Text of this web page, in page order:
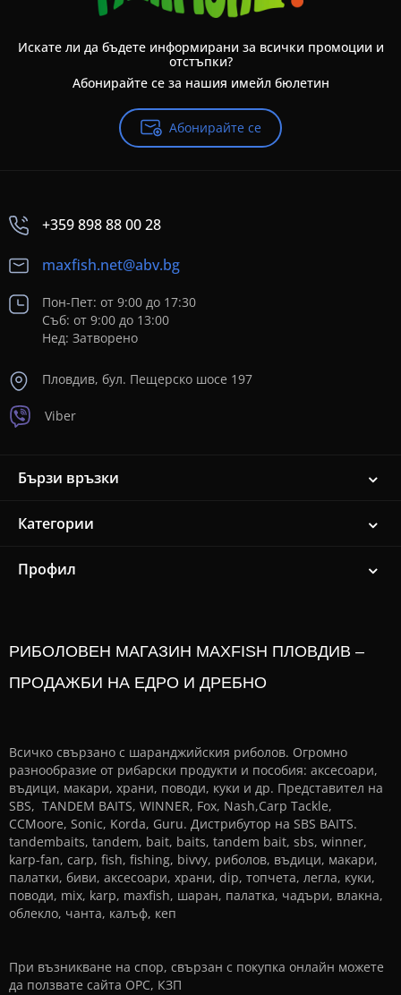
Искате ли да бъдете информирани за всички промоции и
отстъпки?
Абонирайте се за нашия имейл бюлетин
Абонирайте се
+359 898 88 00 28
maxfish.net@abv.bg
Пон-Пет: от 9:00 до 17:30
Съб: от 9:00 до 13:00
Нед: Затворено
Пловдив, бул. Пещерско шосе 197
Viber
Бързи връзки
Категории
Профил
РИБОЛОВЕН МАГАЗИН MAXFISH ПЛОВДИВ –
ПРОДАЖБИ НА ЕДРО И ДРЕБНО
Всичко свързано с шаранджийския риболов. Огромно
разнообразие от рибарски продукти и пособия: аксесоари,
въдици, макари, храни, поводи, куки и др. Представител на
SBS, TANDEM BAITS, WINNER, Fox, Nash,Carp Tackle,
CCMoore, Sonic, Korda, Guru. Дистрибутор на SBS BAITS.
tandembaits, tandem, bait, baits, tandem bait, sbs, winner,
karp-fan, carp, fish, fishing, bivvy, риболов, въдици, макари,
палатки, биви, аксесоари, храни, dip, топчета, легла, куки,
поводи, mix, karp, maxfish, шаран, палатка, чадъри, влакна,
облекло, чанта, калъф, кеп
При възникване на спор, свързан с покупка онлайн можете
да ползвате сайта ОРС, КЗП